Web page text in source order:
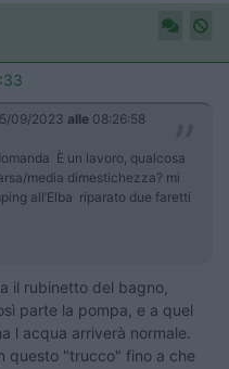
09/2023 alle 08:26:58
È un lavoro, qualcosa
media dimestichezza? mi
all’Elba riparato due faretti
il rubinetto del bagno,
parte la pompa, e a quel
l acqua arriverà normale.
questo "trucco" fino a che